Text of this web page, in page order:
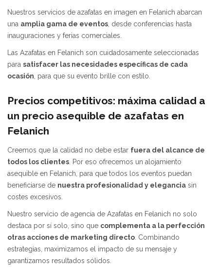
Nuestros servicios de azafatas en imagen en Felanich abarcan
una amplia gama de eventos , desde conferencias hasta
inauguraciones y ferias comerciales.
Las Azafatas en Felanich son cuidadosamente seleccionadas
para satisfacer las necesidades específicas de cada
ocasión, para que su evento brille con estilo.
Precios competitivos: máxima calidad a
un precio asequible de azafatas en
Felanich
Creemos que la calidad no debe estar fuera del alcance de
todos los clientes . Por eso ofrecemos un alojamiento
asequible en Felanich, para que todos los eventos puedan
beneficiarse de nuestra profesionalidad y elegancia sin
costes excesivos.
Nuestro servicio de agencia de Azafatas en Felanich no solo
destaca por sí solo, sino que complementa a la perfección
otras acciones de marketing directo. Combinando
estrategias, maximizamos el impacto de su mensaje y
garantizamos resultados sólidos.